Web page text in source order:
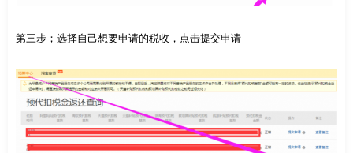
第三步；选择自己想要申请的税收，点击提交申请